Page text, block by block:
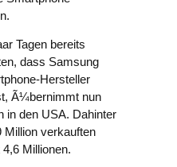
Tagen bereits
dass Samsung
Hersteller
Ã¼bernimmt nun
in den USA. Dahinter
Million verkauften
Millionen.